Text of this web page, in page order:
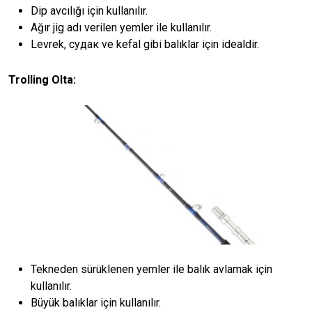
Dip avcılığı için kullanılır.
Ağır jig adı verilen yemler ile kullanılır.
Levrek, судак ve kefal gibi balıklar için idealdir.
Trolling Olta:
Tekneden sürüklenen yemler ile balık avlamak için
kullanılır.
Büyük balıklar için kullanılır.